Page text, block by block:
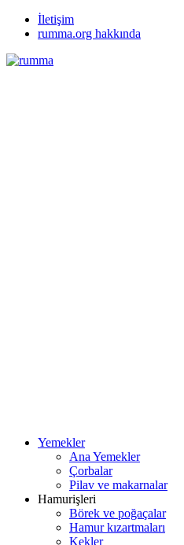
İletişim
rumma.org hakkında
Yemekler
Ana Yemekler
Çorbalar
Pilav ve makarnalar
Hamurişleri
Börek ve poğaçalar
Hamur kızartmaları
Kekler